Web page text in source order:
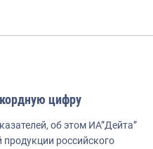
цифру
об этом ИА”Дейта”
российского